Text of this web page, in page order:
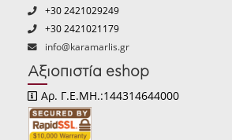
+30 2421029249
+30 2421021179
info@karamarlis.gr
Αξιοπιστία eshop
Αρ. Γ.Ε.ΜΗ.:144314644000